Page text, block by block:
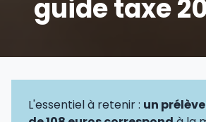
guide taxe
L'essentiel à retenir : un